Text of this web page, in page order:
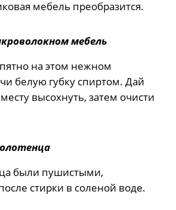
мебель преобразится.
мебель
на этом нежном
белую губку спиртом. Дай
высохнуть, затем очисти
были пушистыми,
стирки в соленой воде.